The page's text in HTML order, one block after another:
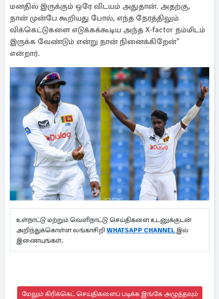
மனதில் இருக்கும் ஒரே விடயம் அதுதான். அதற்கு,
நான் முன்பே கூறியது போல், எந்த நேரத்திலும்
விக்கெட்டுகளை எடுக்கக்கூடிய அந்த X-factor நம்மிடம்
இருக்க வேண்டும் என்று நான் நினைக்கிறேன்"
என்றார்.
உள்நாட்டு மற்றும் வெளிநாட்டு செய்திகளை உடனுக்குடன்
அறிந்துக்கொள்ள லங்காசிறி WHATSAPP CHANNEL இல்
இணையுங்கள்.
மேலும் கிரிக்கெட் செய்திகளைப் படிக்க இங்கே அழுத்தவும்